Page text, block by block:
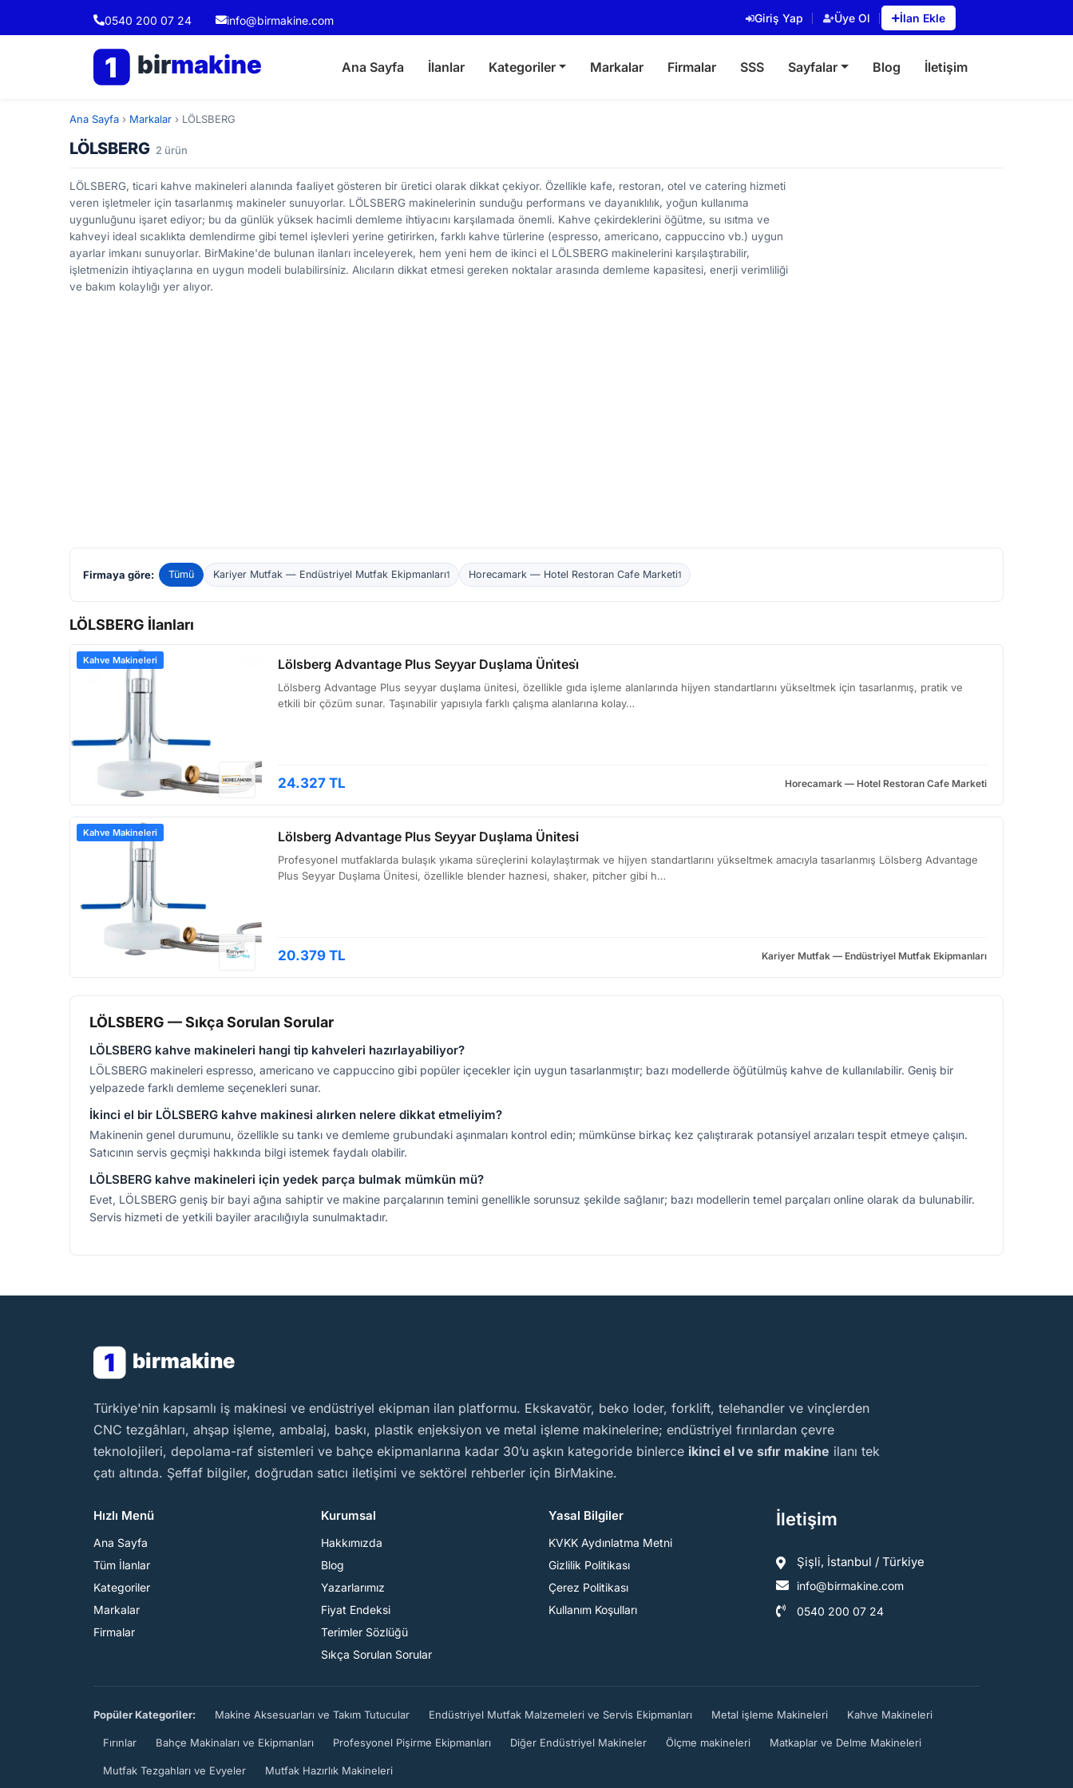
0540 200 07 24 info@birmakine.com Giriş Yap Üye Ol İlan Ekle
1 birmakine Ana Sayfa İlanlar Kategoriler Markalar Firmalar SSS Sayfalar Blog İletişim
Ana Sayfa › Markalar › LÖLSBERG
LÖLSBERG 2 ürün
LÖLSBERG, ticari kahve makineleri alanında faaliyet gösteren bir üretici olarak dikkat çekiyor. Özellikle kafe, restoran, otel ve catering hizmeti
veren işletmeler için tasarlanmış makineler sunuyorlar. LÖLSBERG makinelerinin sunduğu performans ve dayanıklılık, yoğun kullanıma
uygunluğunu işaret ediyor; bu da günlük yüksek hacimli demleme ihtiyacını karşılamada önemli. Kahve çekirdeklerini öğütme, su ısıtma ve
kahveyi ideal sıcaklıkta demlendirme gibi temel işlevleri yerine getirirken, farklı kahve türlerine (espresso, americano, cappuccino vb.) uygun
ayarlar imkanı sunuyorlar. BirMakine'de bulunan ilanları inceleyerek, hem yeni hem de ikinci el LÖLSBERG makinelerini karşılaştırabilir,
işletmenizin ihtiyaçlarına en uygun modeli bulabilirsiniz. Alıcıların dikkat etmesi gereken noktalar arasında demleme kapasitesi, enerji verimliliği
ve bakım kolaylığı yer alıyor.
Firmaya göre: Tümü Kariyer Mutfak — Endüstriyel Mutfak Ekipmanları1 Horecamark — Hotel Restoran Cafe Marketi1
LÖLSBERG İlanları
Kahve Makineleri Lölsberg Advantage Plus Seyyar Duşlama Üni̇tesi̇
Lölsberg Advantage Plus seyyar duşlama ünitesi, özellikle gıda işleme alanlarında hijyen standartlarını yükseltmek için tasarlanmış, pratik ve
etkili bir çözüm sunar. Taşınabilir yapısıyla farklı çalışma alanlarına kolay…
24.327 TL Horecamark — Hotel Restoran Cafe Marketi
Kahve Makineleri Lölsberg Advantage Plus Seyyar Duşlama Ünitesi
Profesyonel mutfaklarda bulaşık yıkama süreçlerini kolaylaştırmak ve hijyen standartlarını yükseltmek amacıyla tasarlanmış Lölsberg Advantage
Plus Seyyar Duşlama Ünitesi, özellikle blender haznesi, shaker, pitcher gibi h…
20.379 TL Kariyer Mutfak — Endüstriyel Mutfak Ekipmanları
LÖLSBERG — Sıkça Sorulan Sorular
LÖLSBERG kahve makineleri hangi tip kahveleri hazırlayabiliyor?
LÖLSBERG makineleri espresso, americano ve cappuccino gibi popüler içecekler için uygun tasarlanmıştır; bazı modellerde öğütülmüş kahve de kullanılabilir. Geniş bir
yelpazede farklı demleme seçenekleri sunar.
İkinci el bir LÖLSBERG kahve makinesi alırken nelere dikkat etmeliyim?
Makinenin genel durumunu, özellikle su tankı ve demleme grubundaki aşınmaları kontrol edin; mümkünse birkaç kez çalıştırarak potansiyel arızaları tespit etmeye çalışın.
Satıcının servis geçmişi hakkında bilgi istemek faydalı olabilir.
LÖLSBERG kahve makineleri için yedek parça bulmak mümkün mü?
Evet, LÖLSBERG geniş bir bayi ağına sahiptir ve makine parçalarının temini genellikle sorunsuz şekilde sağlanır; bazı modellerin temel parçaları online olarak da bulunabilir.
Servis hizmeti de yetkili bayiler aracılığıyla sunulmaktadır.
1 birmakine
BirMakine
Türkiye'nin kapsamlı iş makinesi ve endüstriyel ekipman ilan platformu. Ekskavatör, beko loder, forklift, telehandler ve vinçlerden
CNC tezgâhları, ahşap işleme, ambalaj, baskı, plastik enjeksiyon ve metal işleme makinelerine; endüstriyel fırınlardan çevre
teknolojileri, depolama-raf sistemleri ve bahçe ekipmanlarına kadar 30’u aşkın kategoride binlerce ikinci el ve sıfır makine ilanı tek
çatı altında. Şeffaf bilgiler, doğrudan satıcı iletişimi ve sektörel rehberler için BirMakine.
Hızlı Menü
Ana Sayfa
Tüm İlanlar
Kategoriler
Markalar
Firmalar
Kurumsal
Hakkımızda
Blog
Yazarlarımız
Fiyat Endeksi
Terimler Sözlüğü
Sıkça Sorulan Sorular
Yasal Bilgiler
KVKK Aydınlatma Metni
Gizlilik Politikası
Çerez Politikası
Kullanım Koşulları
İletişim
Şişli, İstanbul / Türkiye
info@birmakine.com
0540 200 07 24
Popüler Kategoriler: Makine Aksesuarları ve Takım Tutucular Endüstriyel Mutfak Malzemeleri ve Servis Ekipmanları Metal işleme Makineleri Kahve Makineleri
Fırınlar Bahçe Makinaları ve Ekipmanları Profesyonel Pişirme Ekipmanları Diğer Endüstriyel Makineler Ölçme makineleri Matkaplar ve Delme Makineleri
Mutfak Tezgahları ve Evyeler Mutfak Hazırlık Makineleri